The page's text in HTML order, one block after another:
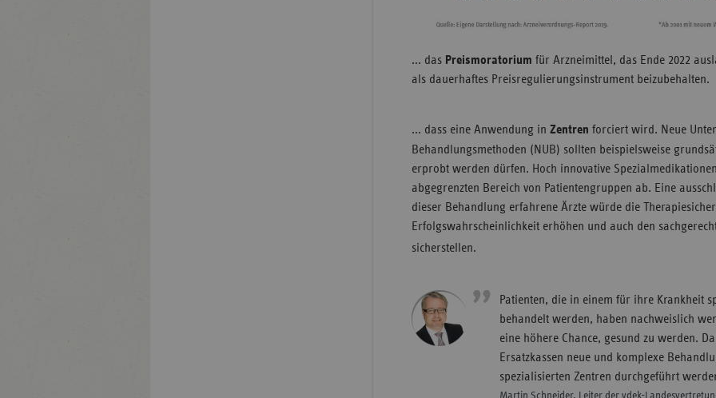
... das Preismoratoriumfür Arzneimittel, das Ende 2022
als dauerhaftes Preisregulierungsinstrument beizubehalten.
... dass eine Anwendung inZentren forciert wird. Neue
Behandlungsmethoden (NUB) sollten beispielsweise
erprobt werden dürfen. Hoch innovative
abgegrenzten Bereich von Patientengruppen ab. Eine
dieser Behandlung erfahrene Ärzte würde die
Erfolgswahrscheinlichkeit erhöhen und auch den
sicherstellen.
Patienten, die in einem für ihre Krankheit
behandelt werden, haben nachweislich
eine höhere Chance, gesund zu werden.
Ersatzkassen neue und komplexe
spezialisierten Zentren durchgeführt
Martin Schneider, Leiter der vdek-